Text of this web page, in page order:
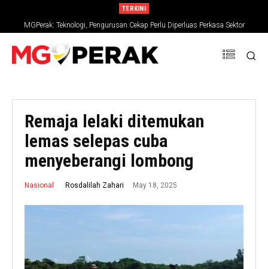
TERKINI
MGPerak: Teknologi, Pengurusan Cekap Perlu Diperluas Perkasa Sektor
Pertanian
Remaja lelaki ditemukan
lemas selepas cuba
menyeberangi lombong
Nasional Rosdalilah Zahari May 18, 2025